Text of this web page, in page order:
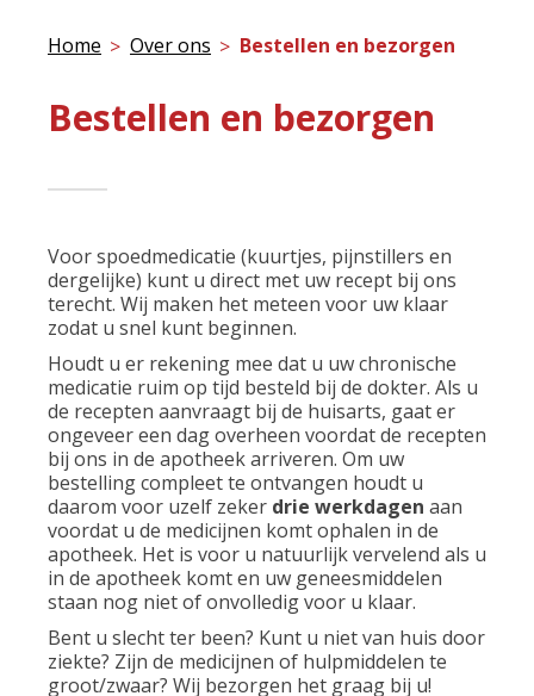
Home Over ons Bestellen en bezorgen
Bestellen en bezorgen
Voor spoedmedicatie (kuurtjes, pijnstillers en
dergelijke) kunt u direct met uw recept bij ons
terecht. Wij maken het meteen voor uw klaar
zodat u snel kunt beginnen.
Houdt u er rekening mee dat u uw chronische
medicatie ruim op tijd besteld bij de dokter. Als u
de recepten aanvraagt bij de huisarts, gaat er
ongeveer een dag overheen voordat de recepten
bij ons in de apotheek arriveren. Om uw
bestelling compleet te ontvangen houdt u
daarom voor uzelf zeker drie werkdagen aan
voordat u de medicijnen komt ophalen in de
apotheek. Het is voor u natuurlijk vervelend als u
in de apotheek komt en uw geneesmiddelen
staan nog niet of onvolledig voor u klaar.
Bent u slecht ter been? Kunt u niet van huis door
ziekte? Zijn de medicijnen of hulpmiddelen te
groot/zwaar? Wij bezorgen het graag bij u!